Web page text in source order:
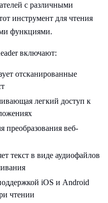
с различными
инструмент для чтения
функциями.
включают:
отсканированные
легкий доступ к
преобразования веб-
текст в виде аудиофайлов
iOS и Android
чтении